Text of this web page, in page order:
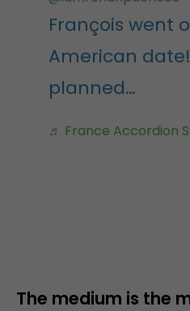
François went
American
planned…
♬ France Accordion
The medium is the